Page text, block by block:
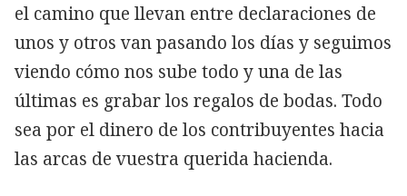
el camino que llevan entre declaraciones de
unos y otros van pasando los días y seguimos
viendo cómo nos sube todo y una de las
últimas es grabar los regalos de bodas. Todo
sea por el dinero de los contribuyentes hacia
las arcas de vuestra querida hacienda.